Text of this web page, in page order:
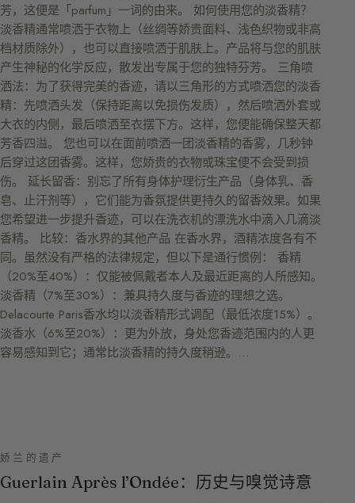
芳，这便是「parfum」一词的由来。 如何使用您的淡香精？
淡香精通常喷洒于衣物上（丝绸等娇贵面料、浅色织物或非高
档材质除外），也可以直接喷洒于肌肤上。产品将与您的肌肤
产生神秘的化学反应，散发出专属于您的独特芬芳。 三角喷
洒法：为了获得完美的香迹，请以三角形的方式喷洒您的淡香
精：先喷洒头发（保持距离以免损伤发质），然后喷洒外套或
大衣的内侧，最后喷洒至衣摆下方。这样，您便能确保整天都
芳香四溢。 您也可以在面前喷洒一团淡香精的香雾，几秒钟
后穿过这团香雾。这样，您娇贵的衣物或珠宝便不会受到损
伤。 延长留香：别忘了所有身体护理衍生产品（身体乳、香
皂、止汗剂等），它们能为香氛提供更持久的留香效果。如果
您希望进一步提升香迹，可以在洗衣机的漂洗水中滴入几滴淡
香精。 比较：香水界的其他产品 在香水界，酒精浓度各有不
同。虽然没有严格的法律规定，但以下是通行惯例： 香精
（20%至40%）：仅能被佩戴者本人及最近距离的人所感知。
淡香精（7%至30%）：兼具持久度与香迹的理想之选。
Delacourte Paris香水均以淡香精形式调配（最低浓度15%）。
淡香水（6%至20%）：更为外放，身处您香迹范围内的人更
容易感知到它；通常比淡香精的持久度稍逊。…
娇兰的遗产
Guerlain Après l’Ondée：历史与嗅觉诗意